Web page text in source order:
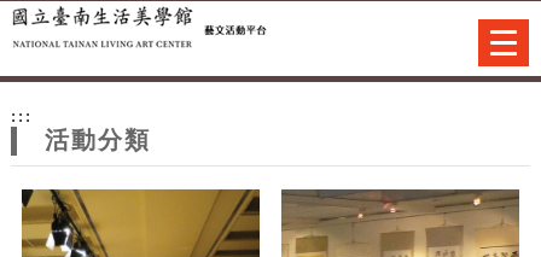
站
主
題
跳到主要內容
網站導覽
:::
活動分類